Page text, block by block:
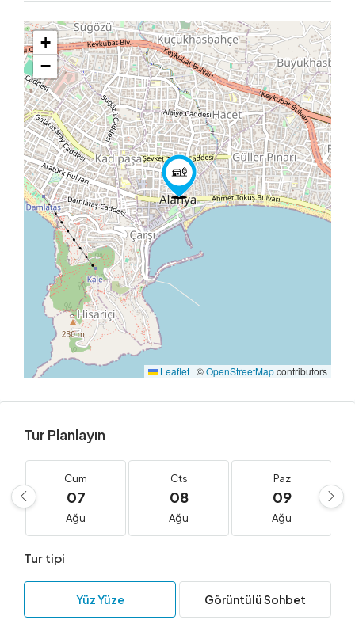
+
−
Leaflet | ©OpenStreetMapcontributors
Tur Planlayın
Cum
07
Ağu
Cts
08
Ağu
Paz
09
Ağu
Tur tipi
Yüz Yüze Görüntülü Sohbet